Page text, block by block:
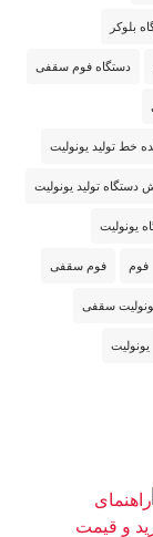
بلوکر
دستگاه فوم سقفی
خط تولید یونولیت
دستگاه تولید یونولیت
یونولیت
فوم فوم سقفی
سقفی
یونولیت